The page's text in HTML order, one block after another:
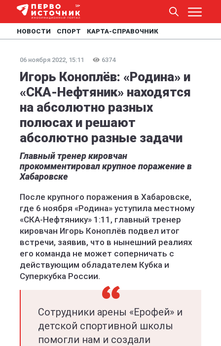
НОВОСТИ СПОРТ КАРТА-СПРАВОЧНИК
06 ноября 2022, 15:11 6374
Игорь Коноплёв: «Родина» и
«СКА-Нефтяник» находятся
на абсолютно разных
полюсах и решают
абсолютно разные задачи
Главный тренер кировчан
прокомментировал крупное поражение в
Хабаровске
После крупного поражения в Хабаровске,
где 6 ноября «Родина» уступила местному
«СКА-Нефтянику» 1:11, главный тренер
кировчан Игорь Коноплёв подвел итог
встречи, заявив, что в нынешний реалиях
его команда не может соперничать с
действующим обладателем Кубка и
Суперкубка России.
Сотрудники арены «Ерофей» и
детской спортивной школы
помогли нам и создали